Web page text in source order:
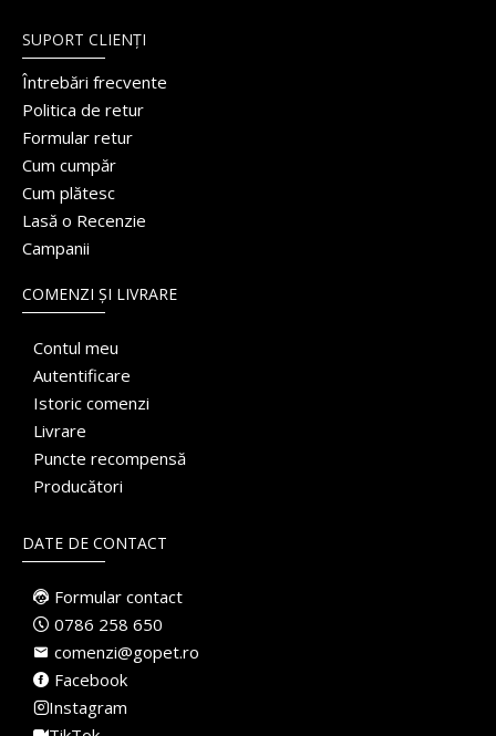
SUPORT CLIENȚI
Întrebări frecvente
Politica de retur
Formular retur
Cum cumpăr
Cum plătesc
Lasă o Recenzie
Campanii
COMENZI ȘI LIVRARE
Contul meu
Autentificare
Istoric comenzi
Livrare
Puncte recompensă
Producători
DATE DE CONTACT
Formular contact
0786 258 650
comenzi@gopet.ro
Facebook
Instagram